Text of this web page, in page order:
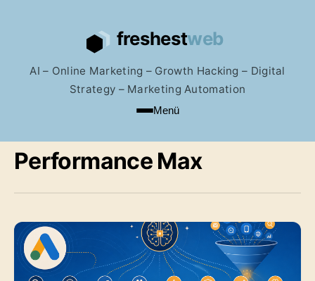
AI – Online Marketing – Growth Hacking – Digital
Strategy – Marketing Automation
Menü
Performance Max